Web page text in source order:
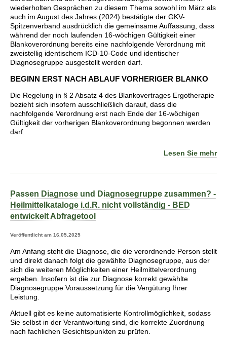
wiederholten Gesprächen zu diesem Thema sowohl im März als
auch im August des Jahres (2024) bestätigte der GKV-
Spitzenverband ausdrücklich die gemeinsame Auffassung, dass
während der noch laufenden 16-wöchigen Gültigkeit einer
Blankoverordnung bereits eine nachfolgende Verordnung mit
zweistellig identischem ICD-10-Code und identischer
Diagnosegruppe ausgestellt werden darf.
BEGINN ERST NACH ABLAUF VORHERIGER BLANKO
Die Regelung in § 2 Absatz 4 des Blankovertrages Ergotherapie
bezieht sich insofern ausschließlich darauf, dass die
nachfolgende Verordnung erst nach Ende der 16-wöchigen
Gültigkeit der vorherigen Blankoverordnung begonnen werden
darf.
Lesen Sie mehr
Passen Diagnose und Diagnosegruppe zusammen? -
Heilmittelkataloge i.d.R. nicht vollständig - BED
entwickelt Abfragetool
Veröffentlicht am 16.05.2025
Am Anfang steht die Diagnose, die die verordnende Person stellt
und direkt danach folgt die gewählte Diagnosegruppe, aus der
sich die weiteren Möglichkeiten einer Heilmittelverordnung
ergeben. Insofern ist die zur Diagnose korrekt gewählte
Diagnosegruppe Voraussetzung für die Vergütung Ihrer
Leistung.
Aktuell gibt es keine automatisierte Kontrollmöglichkeit, sodass
Sie selbst in der Verantwortung sind, die korrekte Zuordnung
nach fachlichen Gesichtspunkten zu prüfen.